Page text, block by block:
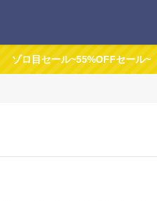
ゾロ目セール~55%OFFセール~